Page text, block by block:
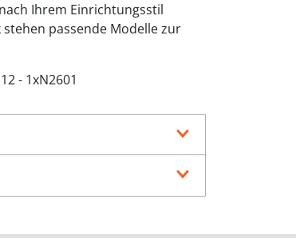
Ihrem Einrichtungsstil
passende Modelle zur
- 1xN2601